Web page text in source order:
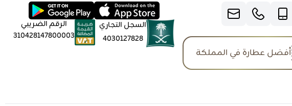
أفضل عطارة في المملكة
السجل التجاري
4030127828
الرقم الضريبي
310428147800003